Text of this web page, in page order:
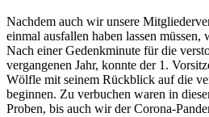
Nachdem auch wir unsere
einmal ausfallen haben lassen müssen,
Nach einer Gedenkminute für die
vergangenen Jahr, konnte der 1.
Wölfle mit seinem Rückblick auf die
beginnen. Zu verbuchen waren in
Proben, bis auch wir der Corona-